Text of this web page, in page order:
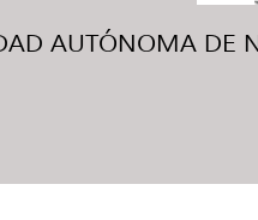
AUTÓNOMA DE